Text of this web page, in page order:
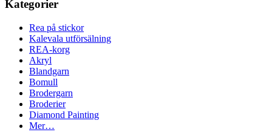
Kategorier
Rea på stickor
Kalevala utförsälning
REA-korg
Akryl
Blandgarn
Bomull
Brodergarn
Broderier
Diamond Painting
Mer…